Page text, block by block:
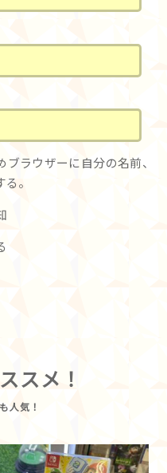
ラウザーに自分の名前、
。
スメ！